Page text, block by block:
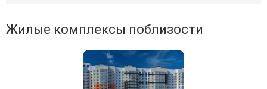
Жилые комплексы поблизости